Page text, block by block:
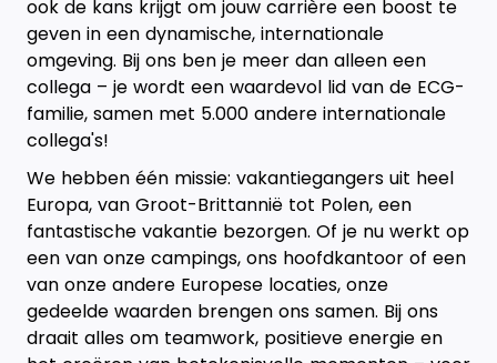
ook de kans krijgt om jouw carrière een boost te
geven in een dynamische, internationale
omgeving. Bij ons ben je meer dan alleen een
collega – je wordt een waardevol lid van de ECG-
familie, samen met 5.000 andere internationale
collega's!
We hebben één missie: vakantiegangers uit heel
Europa, van Groot-Brittannië tot Polen, een
fantastische vakantie bezorgen. Of je nu werkt op
een van onze campings, ons hoofdkantoor of een
van onze andere Europese locaties, onze
gedeelde waarden brengen ons samen. Bij ons
draait alles om teamwork, positieve energie en